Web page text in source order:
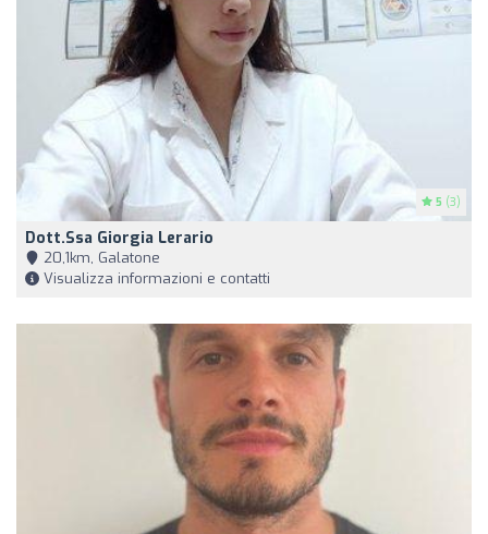
5 (3)
Dott.ssa Giorgia Lerario
20,1km, Galatone
Visualizza informazioni e contatti